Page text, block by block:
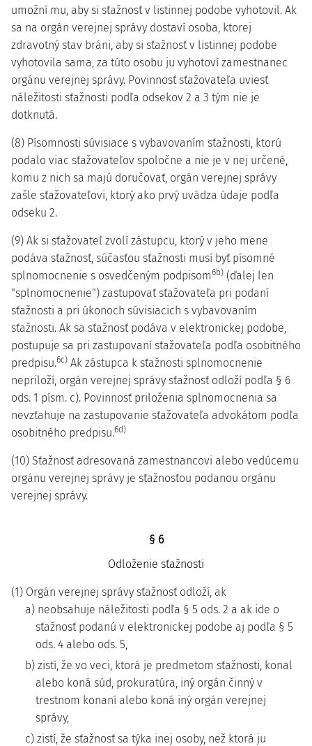
umožní mu, aby si sťažnosť v listinnej podobe vyhotovil. Ak
sa na orgán verejnej správy dostaví osoba, ktorej
zdravotný stav bráni, aby si sťažnosť v listinnej podobe
vyhotovila sama, za túto osobu ju vyhotoví zamestnanec
orgánu verejnej správy. Povinnosť sťažovateľa uviesť
náležitosti sťažnosti podľa odsekov 2 a 3 tým nie je
dotknutá.
(8) Písomnosti súvisiace s vybavovaním sťažnosti, ktorú
podalo viac sťažovateľov spoločne a nie je v nej určené,
komu z nich sa majú doručovať, orgán verejnej správy
zašle sťažovateľovi, ktorý ako prvý uvádza údaje podľa
odseku 2.
(9) Ak si sťažovateľ zvolí zástupcu, ktorý v jeho mene
podáva sťažnosť, súčasťou sťažnosti musí byť písomné
splnomocnenie s osvedčeným podpisom6b) (ďalej len
"splnomocnenie") zastupovať sťažovateľa pri podaní
sťažnosti a pri úkonoch súvisiacich s vybavovaním
sťažnosti. Ak sa sťažnosť podáva v elektronickej podobe,
postupuje sa pri zastupovaní sťažovateľa podľa osobitného
predpisu.6c) Ak zástupca k sťažnosti splnomocnenie
nepriloží, orgán verejnej správy sťažnosť odloží podľa § 6
ods. 1 písm. c). Povinnosť priloženia splnomocnenia sa
nevzťahuje na zastupovanie sťažovateľa advokátom podľa
osobitného predpisu.6d)
(10) Sťažnosť adresovaná zamestnancovi alebo vedúcemu
orgánu verejnej správy je sťažnosťou podanou orgánu
verejnej správy.
§ 6
Odloženie sťažnosti
(1) Orgán verejnej správy sťažnosť odloží, ak
a) neobsahuje náležitosti podľa § 5 ods. 2 a ak ide o
sťažnosť podanú v elektronickej podobe aj podľa § 5
ods. 4 alebo ods. 5,
b) zistí, že vo veci, ktorá je predmetom sťažnosti, konal
alebo koná súd, prokuratúra, iný orgán činný v
trestnom konaní alebo koná iný orgán verejnej
správy,
c) zistí, že sťažnosť sa týka inej osoby, než ktorá ju